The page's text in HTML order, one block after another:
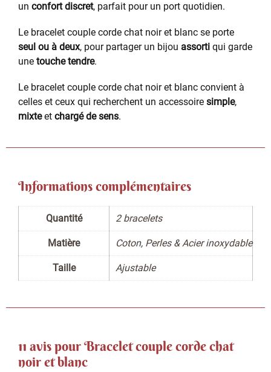
un confort discret, parfait pour un port quotidien.
Le bracelet couple corde chat noir et blanc se porte
seul ou à deux, pour partager un bijou assorti qui garde
une touche tendre.
Le bracelet couple corde chat noir et blanc convient à
celles et ceux qui recherchent un accessoire simple,
mixteet chargé de sens.
Informations complémentaires
Quantité 2 bracelets
Matière Coton, Perles & Acier inoxydable
Taille Ajustable
11 avis pourBracelet couple corde chat
noir et blanc